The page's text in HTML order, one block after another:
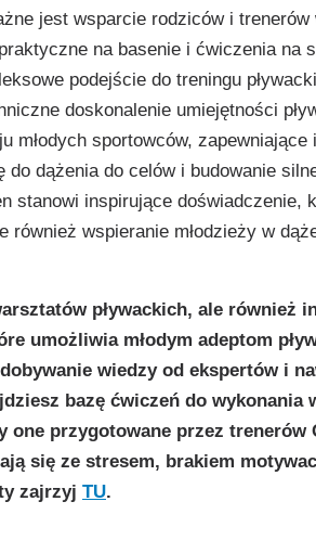
jest wsparcie rodziców i trenerów
na basenie i ćwiczenia na
podejście do treningu
doskonalenie umiejętności
młodych sportowców,
do dążenia do celów i budowanie
stanowi inspirujące doświadczenie,
również wspieranie młodzieży w
pływackich, ale również
umożliwia młodym adeptom
wiedzy od ekspertów i
bazę ćwiczeń do wykonania
one przygotowane przez trenerów
się ze stresem, brakiem
zajrzyj TU.